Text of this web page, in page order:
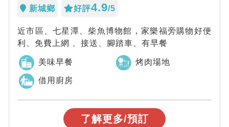
新城鄉 好評4.9/5
近市區、七星潭、柴魚博物館，家樂福旁購物好便
利、免費上網 、接送、腳踏車、有早餐
美味早餐 烤肉場地
借用廚房
了解更多/預訂